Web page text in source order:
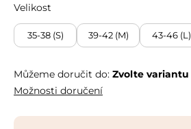
Velikost
35-38 (S) 39-42 (M) 43-46 (L)
Můžeme doručit do: Zvolte variantu
Možnosti doručení